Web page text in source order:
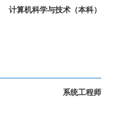
计算机科学与技术（本科）
系统工程师